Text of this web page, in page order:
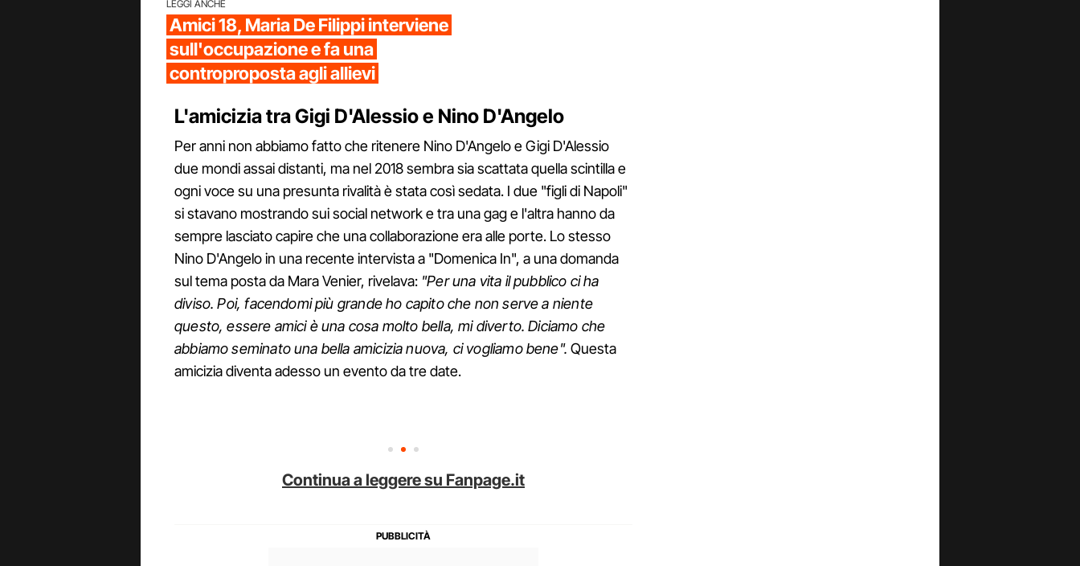
LEGGI ANCHE
Amici 18, Maria De Filippi interviene
sull'occupazione e fa una
controproposta agli allievi
L'amicizia tra Gigi D'Alessio e Nino D'Angelo
Per anni non abbiamo fatto che ritenere Nino D'Angelo e Gigi D'Alessio
due mondi assai distanti, ma nel 2018 sembra sia scattata quella scintilla e
ogni voce su una presunta rivalità è stata così sedata. I due "figli di Napoli"
si stavano mostrando sui social network e tra una gag e l'altra hanno da
sempre lasciato capire che una collaborazione era alle porte. Lo stesso
Nino D'Angelo in una recente intervista a "Domenica In", a una domanda
sul tema posta da Mara Venier, rivelava: "Per una vita il pubblico ci ha
diviso. Poi, facendomi più grande ho capito che non serve a niente
questo, essere amici è una cosa molto bella, mi diverto. Diciamo che
abbiamo seminato una bella amicizia nuova, ci vogliamo bene". Questa
amicizia diventa adesso un evento da tre date.
Continua a leggere su Fanpage.it